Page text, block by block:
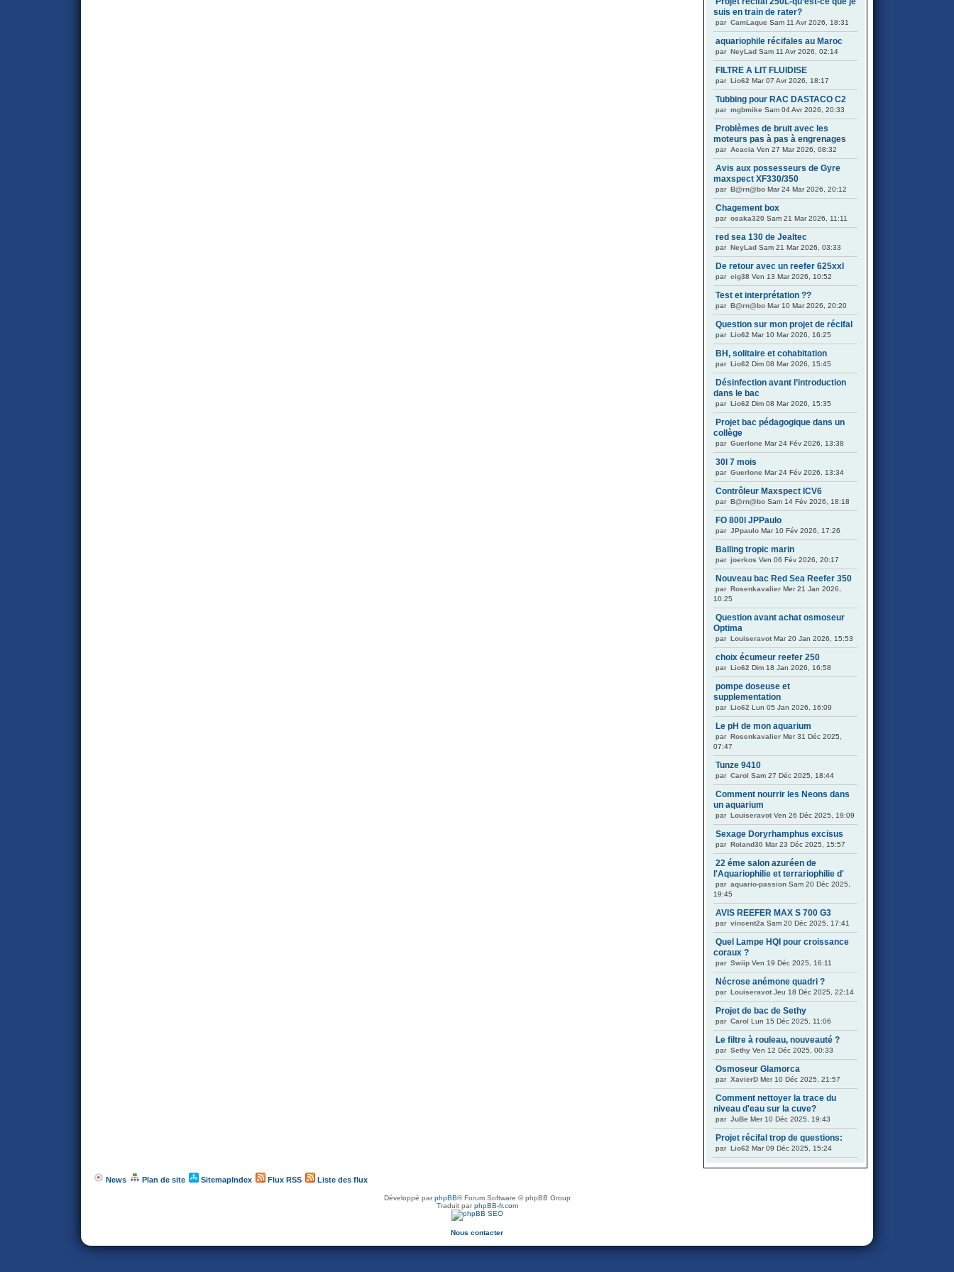
suis en train de rater?
par CamLaque Sam 11 Avr 2026, 18:31
aquariophile récifales au Maroc
par NeyLad Sam 11 Avr 2026, 02:14
FILTRE A LIT FLUIDISE
par Lio62 Mar 07 Avr 2026, 18:17
Tubbing pour RAC DASTACO C2
par mgbmike Sam 04 Avr 2026, 20:33
Problèmes de bruit avec les
moteurs pas à pas à engrenages
par Acacia Ven 27 Mar 2026, 08:32
Avis aux possesseurs de Gyre
maxspect XF330/350
par B@rn@bo Mar 24 Mar 2026, 20:12
Chagement box
par osaka320 Sam 21 Mar 2026, 11:11
red sea 130 de Jealtec
par NeyLad Sam 21 Mar 2026, 03:33
De retour avec un reefer 625xxl
par cig38 Ven 13 Mar 2026, 10:52
Test et interprétation ??
par B@rn@bo Mar 10 Mar 2026, 20:20
Question sur mon projet de récifal
par Lio62 Mar 10 Mar 2026, 16:25
BH, solitaire et cohabitation
par Lio62 Dim 08 Mar 2026, 15:45
Désinfection avant l’introduction
dans le bac
par Lio62 Dim 08 Mar 2026, 15:35
Projet bac pédagogique dans un
collège
par Guerlone Mar 24 Fév 2026, 13:38
30l 7 mois
par Guerlone Mar 24 Fév 2026, 13:34
Contrôleur Maxspect ICV6
par B@rn@bo Sam 14 Fév 2026, 18:18
FO 800l JPPaulo
par JPpaulo Mar 10 Fév 2026, 17:26
Balling tropic marin
par joerkos Ven 06 Fév 2026, 20:17
Nouveau bac Red Sea Reefer 350
par Rosenkavalier Mer 21 Jan 2026,
10:25
Question avant achat osmoseur
Optima
par Louiseravot Mar 20 Jan 2026, 15:53
choix écumeur reefer 250
par Lio62 Dim 18 Jan 2026, 16:58
pompe doseuse et
supplementation
par Lio62 Lun 05 Jan 2026, 16:09
Le pH de mon aquarium
par Rosenkavalier Mer 31 Déc 2025,
07:47
Tunze 9410
par Carol Sam 27 Déc 2025, 18:44
Comment nourrir les Neons dans
un aquarium
par Louiseravot Ven 26 Déc 2025, 19:09
Sexage Doryrhamphus excisus
par Roland30 Mar 23 Déc 2025, 15:57
22 éme salon azuréen de
l'Aquariophilie et terrariophilie d'
par aquario-passion Sam 20 Déc 2025,
19:45
AVIS REEFER MAX S 700 G3
par vincent2a Sam 20 Déc 2025, 17:41
Quel Lampe HQI pour croissance
coraux ?
par Swiip Ven 19 Déc 2025, 16:11
Nécrose anémone quadri ?
par Louiseravot Jeu 18 Déc 2025, 22:14
Projet de bac de Sethy
par Carol Lun 15 Déc 2025, 11:06
Le filtre à rouleau, nouveauté ?
par Sethy Ven 12 Déc 2025, 00:33
Osmoseur Glamorca
par XavierD Mer 10 Déc 2025, 21:57
Comment nettoyer la trace du
niveau d'eau sur la cuve?
par JuBe Mer 10 Déc 2025, 19:43
Projet récifal trop de questions:
par Lio62 Mar 09 Déc 2025, 15:24
News Plan de site SitemapIndex Flux RSS Liste des flux
Développé parphpBB® Forum Software © phpBB Group
Traduit parphpBB-fr.com
Nous contacter